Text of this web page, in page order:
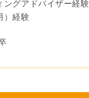
ングアドバイザー経験
）経験